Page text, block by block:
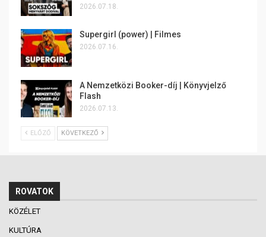
2026.07.18.
Supergirl (power) | Filmes
2026.07.16.
A Nemzetközi Booker-díj | Könyvjelző
Flash
2026.07.13.
ELŐZŐ KÖVETKEZŐ
ROVATOK
KÖZÉLET
KULTÚRA